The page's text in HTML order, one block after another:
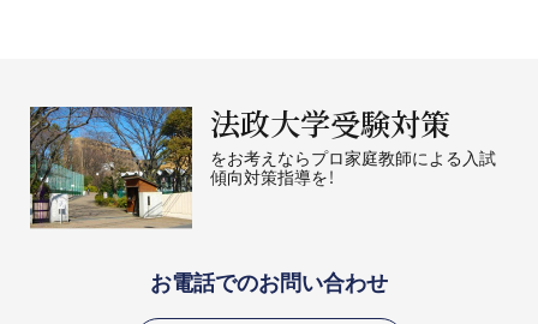
法政大学受験対策
をお考えならプロ家庭教師による入試
傾向対策指導を！
お電話でのお問い合わせ